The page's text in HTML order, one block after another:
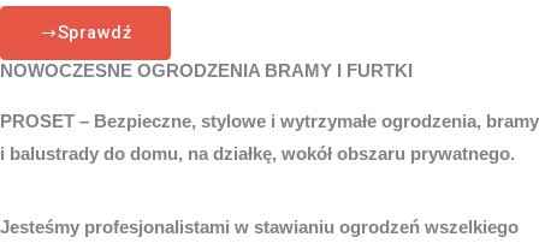
Sprawdź
NOWOCZESNE OGRODZENIA BRAMY I FURTKI
PROSET – Bezpieczne, stylowe i wytrzymałe ogrodzenia, bramy
i balustrady do domu, na działkę, wokół obszaru prywatnego.
Jesteśmy profesjonalistami w stawianiu ogrodzeń wszelkiego